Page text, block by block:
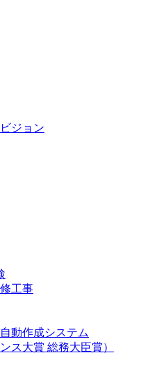
ジョン
工事
動作成システム
ス大賞 総務大臣賞）